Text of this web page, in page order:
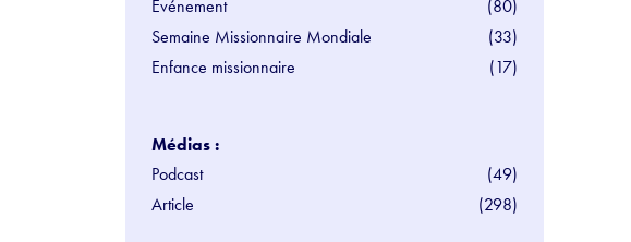
Evénement
(80)
Semaine Missionnaire Mondiale
(33)
Enfance missionnaire
(17)
Médias :
Podcast
(49)
Article
(298)